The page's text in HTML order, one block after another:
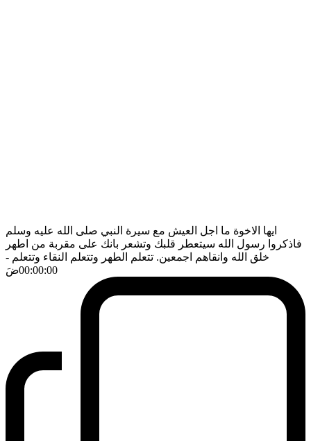
ايها الاخوة ما اجل العيش مع سيرة النبي صلى الله عليه وسلم
فاذكروا رسول الله سيتعطر قلبك وتشعر بانك على مقربة من اطهر
خلق الله وانقاهم اجمعين. تتعلم الطهر وتتعلم النقاء وتتعلم -
00:00:00ضَ